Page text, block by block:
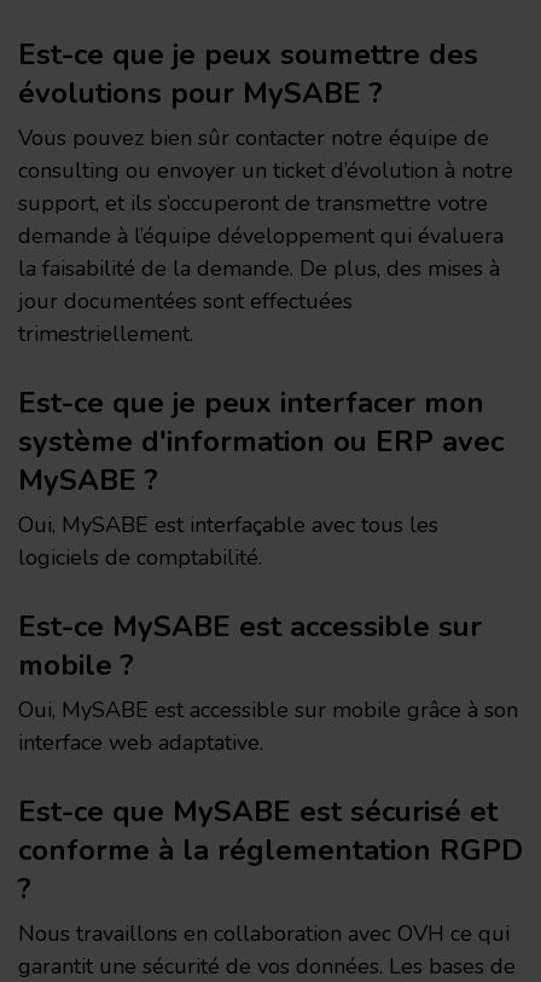
Est-ce que je peux soumettre des
évolutions pour MySABE ?
Vous pouvez bien sûr contacter notre équipe de
consulting ou envoyer un ticket d’évolution à notre
support, et ils s’occuperont de transmettre votre
demande à l’équipe développement qui évaluera
la faisabilité de la demande. De plus, des mises à
jour documentées sont effectuées
trimestriellement.
Est-ce que je peux interfacer mon
système d'information ou ERP avec
MySABE ?
Oui, MySABE est interfaçable avec tous les
logiciels de comptabilité.
Est-ce MySABE est accessible sur
mobile ?
Oui, MySABE est accessible sur mobile grâce à son
interface web adaptative.
Est-ce que MySABE est sécurisé et
conforme à la réglementation RGPD
?
Nous travaillons en collaboration avec OVH ce qui
garantit une sécurité de vos données. Les bases de